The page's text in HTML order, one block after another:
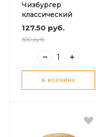
Чизбургер
классический
127.50 руб.
300 руб.
В КОРЗИНУ